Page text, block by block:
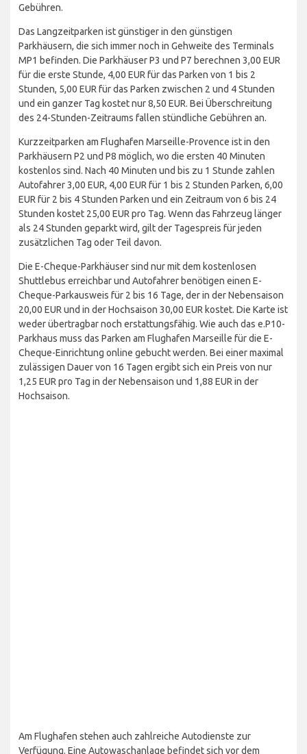
Gebühren.
Das Langzeitparken ist günstiger in den günstigen
Parkhäusern, die sich immer noch in Gehweite des Terminals
MP1 befinden. Die Parkhäuser P3 und P7 berechnen 3,00 EUR
für die erste Stunde, 4,00 EUR für das Parken von 1 bis 2
Stunden, 5,00 EUR für das Parken zwischen 2 und 4 Stunden
und ein ganzer Tag kostet nur 8,50 EUR. Bei Überschreitung
des 24-Stunden-Zeitraums fallen stündliche Gebühren an.
Kurzzeitparken am Flughafen Marseille-Provence ist in den
Parkhäusern P2 und P8 möglich, wo die ersten 40 Minuten
kostenlos sind. Nach 40 Minuten und bis zu 1 Stunde zahlen
Autofahrer 3,00 EUR, 4,00 EUR für 1 bis 2 Stunden Parken, 6,00
EUR für 2 bis 4 Stunden Parken und ein Zeitraum von 6 bis 24
Stunden kostet 25,00 EUR pro Tag. Wenn das Fahrzeug länger
als 24 Stunden geparkt wird, gilt der Tagespreis für jeden
zusätzlichen Tag oder Teil davon.
Die E-Cheque-Parkhäuser sind nur mit dem kostenlosen
Shuttlebus erreichbar und Autofahrer benötigen einen E-
Cheque-Parkausweis für 2 bis 16 Tage, der in der Nebensaison
20,00 EUR und in der Hochsaison 30,00 EUR kostet. Die Karte ist
weder übertragbar noch erstattungsfähig. Wie auch das e.P10-
Parkhaus muss das Parken am Flughafen Marseille für die E-
Cheque-Einrichtung online gebucht werden. Bei einer maximal
zulässigen Dauer von 16 Tagen ergibt sich ein Preis von nur
1,25 EUR pro Tag in der Nebensaison und 1,88 EUR in der
Hochsaison.
Am Flughafen stehen auch zahlreiche Autodienste zur
Verfügung. Eine Autowaschanlage befindet sich vor dem